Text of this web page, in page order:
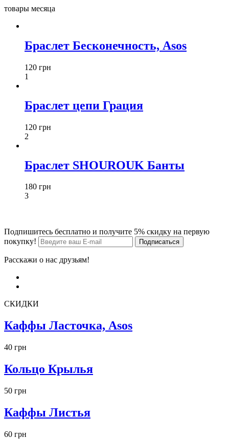
товары месяца
Браслет Бесконечность, Asos
120 грн
1
Браслет цепи Грация
120 грн
2
Браслет SHOUROUK Банты
180 грн
3
Подпишитесь бесплатно и получите 5% скидку на первую
покупку!
Расскажи о нас друзьям!
СКИДКИ
Каффы Ласточка, Asos
40 грн
Кольцо Крылья
50 грн
Каффы Листья
60 грн